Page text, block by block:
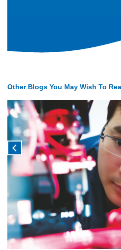
Other Blogs You May Wish To